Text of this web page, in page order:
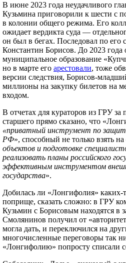
В июне 2023 года неудачливого
Кузьмина приговорили к шести с
в колонии общего режима. Его
ожидает вердикта суда —
он был в бегах. Последовал по его
Константин Борисов. До 2023 года
муниципальное образование
но в марте его арестовали, тоже
версии следствия, Борисов-
миллионы на закупку билетов на
входом.
В отчетах для кураторов из ГРУ
старшего прямо сказано, что
«приватный инструмент по
РФ», способный не только взять на
объектов и подготовке
реализовать планы российского
эффективным инструментом
государства».
Добилась ли «Лонгифолия» каких-
поприще, сказать сложно: в ГРУ
Кузьмин с Борисовым находятся в
Смолянинов получил от
могла дать, и переключился на
многочисленные переговоры так
«Лонгифолию» попросту списали